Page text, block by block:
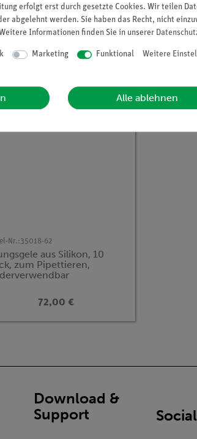
für…
Nr.:35018-62
aus Silikon, 10
zum Pipettieren,
72,00 €
Download &
Support
erfolgt erst durch gesetzte Cookies. Wir teilen
abgelehnt werden. Sie haben das Recht, nicht
Informationen finden Sie in unserer
Marketing Funktional Weitere
Alle ablehnen